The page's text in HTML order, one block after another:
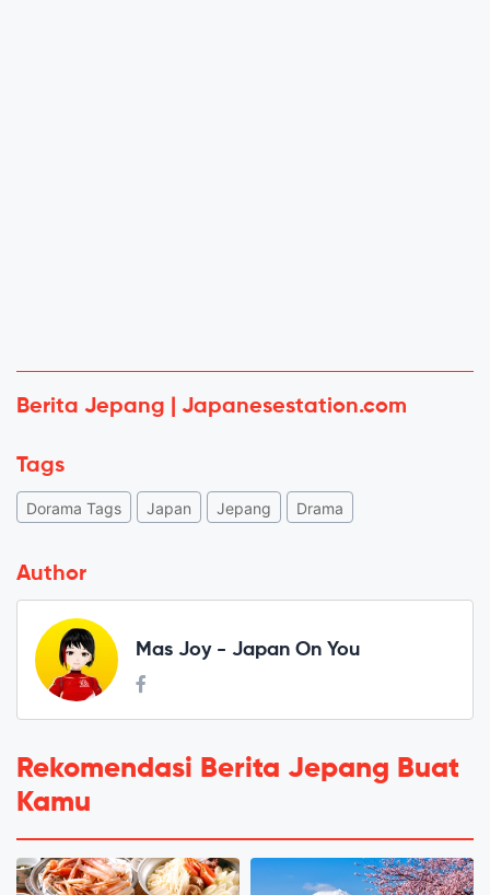
Berita Jepang | Japanesestation.com
Tags
Dorama Tags Japan Jepang Drama
Author
Mas Joy - Japan On You
Rekomendasi Berita Jepang Buat
Kamu